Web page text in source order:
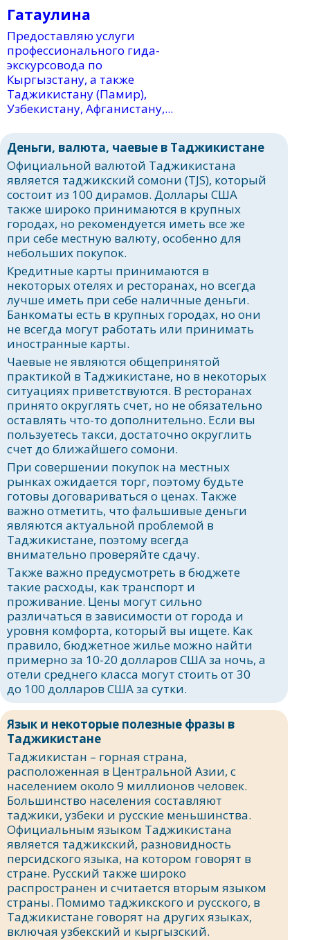
Деньги, валюта, чаевые в Таджикистане
Официальной валютой Таджикистана
является таджикский сомони (TJS), который
состоит из 100 дирамов. Доллары США
также широко принимаются в крупных
городах, но рекомендуется иметь все же
при себе местную валюту, особенно для
небольших покупок.
Кредитные карты принимаются в
некоторых отелях и ресторанах, но всегда
лучше иметь при себе наличные деньги.
Банкоматы есть в крупных городах, но они
не всегда могут работать или принимать
иностранные карты.
Чаевые не являются общепринятой
практикой в Таджикистане, но в некоторых
ситуациях приветствуются. В ресторанах
принято округлять счет, но не обязательно
оставлять что-то дополнительно. Если вы
пользуетесь такси, достаточно округлить
счет до ближайшего сомони.
При совершении покупок на местных
рынках ожидается торг, поэтому будьте
готовы договариваться о ценах. Также
важно отметить, что фальшивые деньги
являются актуальной проблемой в
Таджикистане, поэтому всегда
внимательно проверяйте сдачу.
Также важно предусмотреть в бюджете
такие расходы, как транспорт и
проживание. Цены могут сильно
различаться в зависимости от города и
уровня комфорта, который вы ищете. Как
правило, бюджетное жилье можно найти
примерно за 10-20 долларов США за ночь, а
отели среднего класса могут стоить от 30
до 100 долларов США за сутки.
Язык и некоторые полезные фразы в
Таджикистане
Таджикистан – горная страна,
расположенная в Центральной Азии, с
населением около 9 миллионов человек.
Большинство населения составляют
таджики, узбеки и русские меньшинства.
Официальным языком Таджикистана
является таджикский, разновидность
персидского языка, на котором говорят в
стране. Русский также широко
распространен и считается вторым языком
страны. Помимо таджикского и русского, в
Таджикистане говорят на других языках,
включая узбекский и кыргызский.
Гатаулина
Предоставляю услуги
профессионального гида-
экскурсовода по
Кыргызстану, а также
Таджикистану (Памир),
Узбекистану, Афганистану,...